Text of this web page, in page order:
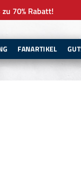
70% Rabatt!
FANARTIKEL